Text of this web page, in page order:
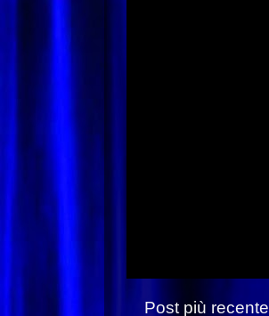
Post più recente